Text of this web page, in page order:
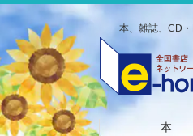
本、雑誌、CD
本